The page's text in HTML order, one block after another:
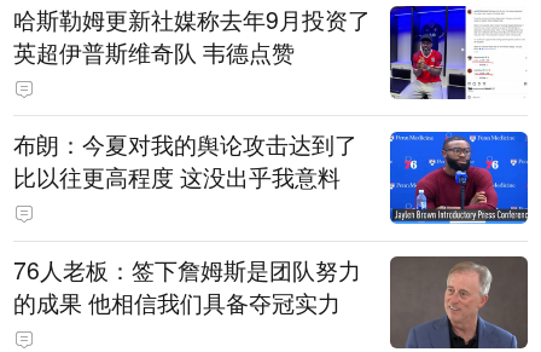
哈斯勒姆更新社媒称去年9月投资了
英超伊普斯维奇队 韦德点赞
布朗：今夏对我的舆论攻击达到了
比以往更高程度 这没出乎我意料
76人老板：签下詹姆斯是团队努力
的成果 他相信我们具备夺冠实力